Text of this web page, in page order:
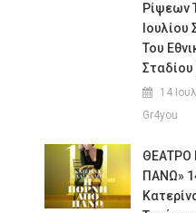
Ρίψεων
Του
14
Gr4you
ΘΕΑΤΡΟ
ΠΑΝΩ»